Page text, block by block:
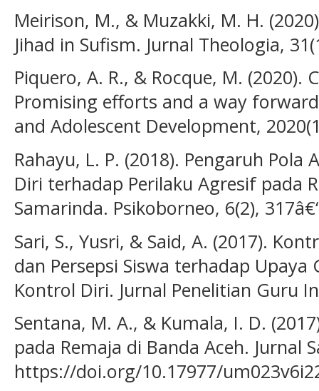
Meirison, M., & Muzakki, M. H.
Jihad in Sufism. Jurnal Theologia,
Piquero, A. R., & Rocque, M.
Promising efforts and a way
and Adolescent Development,
Rahayu, L. P. (2018). Pengaruh
Diri terhadap Perilaku Agresif pada
Samarinda. Psikoborneo, 6(2),
Sari, S., Yusri, & Said, A. (2017).
dan Persepsi Siswa terhadap
Kontrol Diri. Jurnal Penelitian Guru
Sentana, M. A., & Kumala, I. D.
pada Remaja di Banda Aceh. Jurnal
https://doi.org/10.17977/